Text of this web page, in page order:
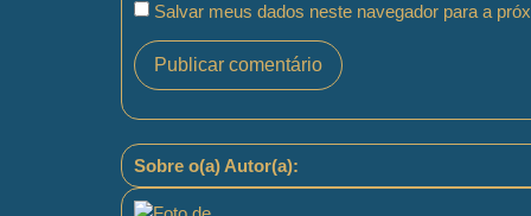
Salvar meus dados neste navegador para a
Sobre o(a) Autor(a):